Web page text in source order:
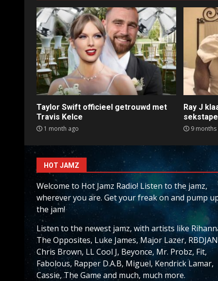
Taylor Swift officieel getrouwd met
Travis Kelce
1 month ago
Ray J
sekstape
9 months
HOT JAMZ
Welcome to Hot Jamz Radio! Listen to the jamz,
wherever you are. Get your freak on and pump
the jam!
Listen to the newest jamz, with artists like
The Opposites, Luke James, Major Lazer,
Chris Brown, LL Cool J, Beyonce, Mr. Probz, Fit,
Fabolous, Rapper D.A.B, Miguel, Kendrick Lamar,
Cassie, The Game and much, much more.